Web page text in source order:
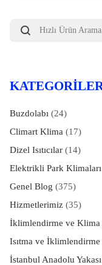
search
Buzdolabı (24)
Climart Klima (17)
Dizel Isıtıcılar(14)
Elektrikli Park Klimaları
Genel Blog (375)
Hizmetlerimiz(35)
İklimlendirme ve Klima
Isıtma ve İklimlendirme
İstanbul Anadolu Yakası